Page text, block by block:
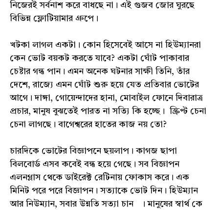
নিজেরই সর্বনাশ করে বাধছে না। এই গুজব জোর ঘুরছে
বিভিন্ন ফ্লোটিয়ামার গ্রুপে।
খটকা লাগল একটা। কোন হিসেবেই আসে না হিউম্যানরা
কেন ভোট বয়কট করতে যাবে? একটা ঘোঁট পাকাবার
চেষ্টার গন্ধ পান। এমন অনেক ঘটনার সাক্ষী তিনি, তাঁর
দেশে, রাজ্যে এমন ঘোঁট শুরু হয়ে যেত প্রতিবার ভোটের
আগে। দাঙ্গা, গোয়েন্দাদের হানা, মোবাইল ফোনে দিবারাত্র
প্রচার, মানুষ বুঝতেই পারত না সত্যি কি হচ্ছে। স্ক্রিপ্ট চেনা
চেনা লাগছে। বাগেশ্বরের হাতের কাজ নয় তো?
চারদিকে ভোটের বিজ্ঞাপনে ছয়লাপ। কাগজ ছাপা
বিলবোর্ড এসব কবেই বন্ধ হয়ে গেছে। সব বিজ্ঞাপন
এলনগ্লাস থেকে ডাইরেক্ট রেটিনায় ফোকাস করে। এক
মিনিট পরে পরে বিজ্ঞাপন। সত্যাকে ভোট দিন। হিউম্যান
আর নিউম্যান, সবার উন্নতি সত্যা চান । মানুষের স্বার্থ কে